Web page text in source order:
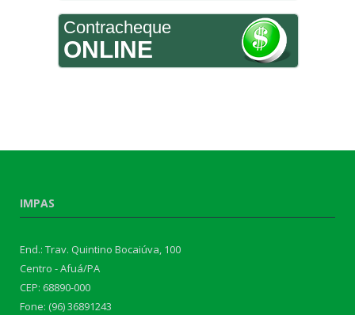
Contracheque
ONLINE
IMPAS
End.: Trav. Quintino Bocaiúva, 100
Centro - Afuá/PA
CEP: 68890-000
Fone: (96) 36891243